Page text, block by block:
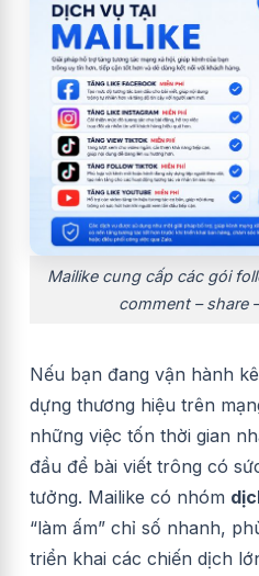
Mailike cung cấp các gói
comment – share
Nếu bạn đang vận hành
dựng thương hiệu trên
những việc tốn thời gian
đầu để bài viết trông có
tưởng. Mailike có nhóm
“làm ấm” chỉ số nhanh,
triển khai các chiến dịch